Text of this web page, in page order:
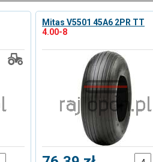
Mitas V5501 45A6 2PR TT
4.00-8